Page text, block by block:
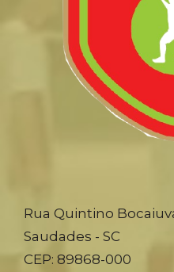
Rua Quintino
Saudades - SC
CEP: 89868-000